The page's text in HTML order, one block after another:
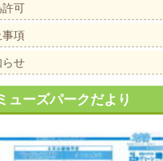
許可
事項
らせ
ューズパークだより